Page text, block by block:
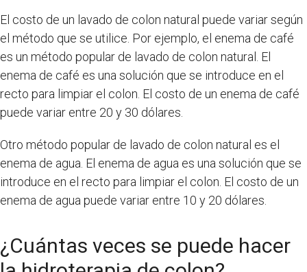
El costo de un lavado de colon natural puede variar según
el método que se utilice. Por ejemplo, el enema de café
es un método popular de lavado de colon natural. El
enema de café es una solución que se introduce en el
recto para limpiar el colon. El costo de un enema de café
puede variar entre 20 y 30 dólares.
Otro método popular de lavado de colon natural es el
enema de agua. El enema de agua es una solución que se
introduce en el recto para limpiar el colon. El costo de un
enema de agua puede variar entre 10 y 20 dólares.
¿Cuántas veces se puede hacer